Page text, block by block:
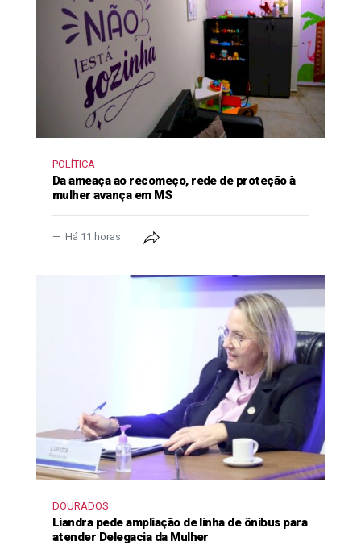
POLÍTICA
Da ameaça ao recomeço, rede de proteção à
mulher avança em MS
Há 11 horas
DOURADOS
Liandra pede ampliação de linha de ônibus para
atender Delegacia da Mulher